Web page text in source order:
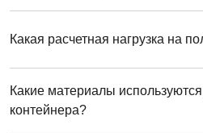
Какая расчетная нагрузка на
Какие материалы
контейнера?